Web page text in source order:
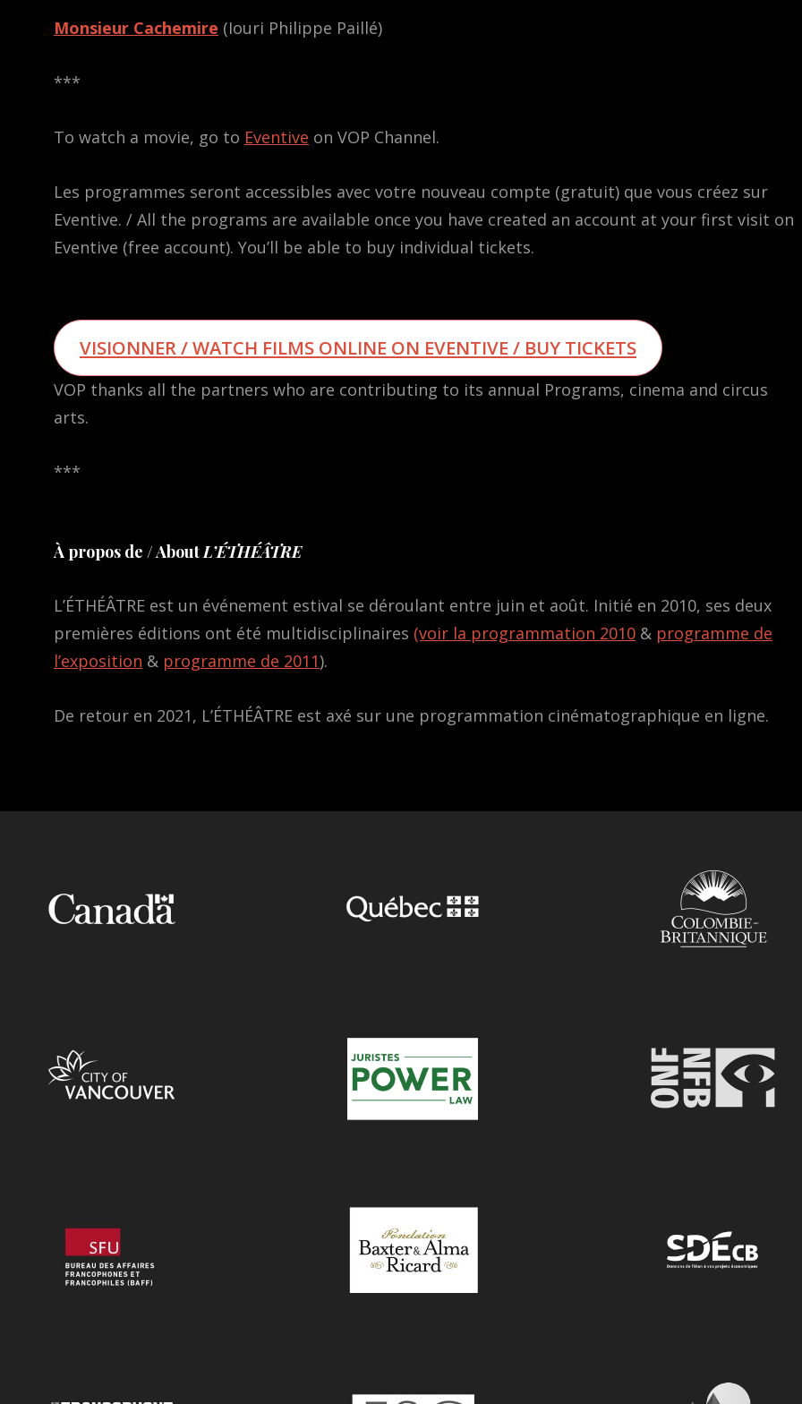
Monsieur Cachemire (Iouri Philippe Paillé)
***
To watch a movie, go to Eventive on VOP Channel.
Les programmes seront accessibles avec votre nouveau compte (gratuit) que vous créez sur
Eventive. / All the programs are available once you have created an account at your first visit on
Eventive (free account). You’ll be able to buy individual tickets.
VISIONNER / WATCH FILMS ONLINE ON EVENTIVE / BUY TICKETS
VOP thanks all the partners who are contributing to its annual Programs, cinema and circus
arts.
***
À propos de / AboutL’ÉTHÉÂTRE
L’ÉTHÉÂTRE est un événement estival se déroulant entre juin et août. Initié en 2010, ses deux
premières éditions ont été multidisciplinaires (voir la programmation 2010 & programme de
l’exposition & programme de 2011).
De retour en 2021, L’ÉTHÉÂTRE est axé sur une programmation cinématographique en ligne.